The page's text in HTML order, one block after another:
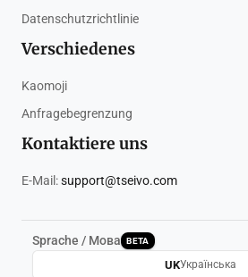
Datenschutzrichtlinie
Verschiedenes
Kaomoji
Anfragebegrenzung
Kontaktiere uns
E-Mail:support@tseivo.com
Sprache / Мова BETA
UKУкраїнська